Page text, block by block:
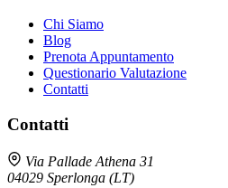
Chi Siamo
Blog
Prenota Appuntamento
Questionario Valutazione
Contatti
Contatti
Via Pallade Athena 31
04029 Sperlonga (LT)
Avv. Andrea Galli
Online - Risponde subito